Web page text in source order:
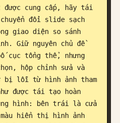
được cung cấp, hãy tái
đổi slide sạch
giao diện so sánh
Giữ nguyên chủ đề
cục tổng thể, nhưng
hộp chỉnh sửa và
bị lỗi từ hình ảnh tham
được tái tạo hoàn
hình: bên trái là cửa
hiển thị hình ảnh